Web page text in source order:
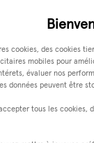
cookies, des cookies
mobiles pour
évaluer nos
données peuvent être
tous les cookies,